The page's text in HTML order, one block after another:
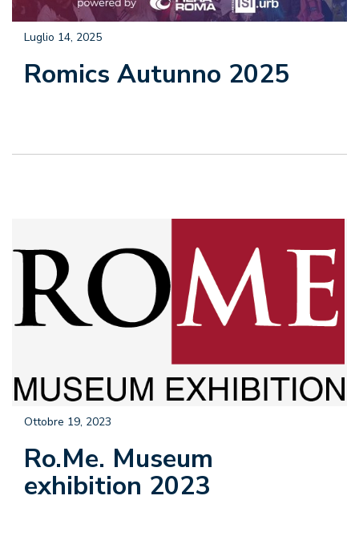
Romics Autunno 2025
Luglio 14, 2025
Ro.Me. Museum
exhibition 2023
Ottobre 19, 2023